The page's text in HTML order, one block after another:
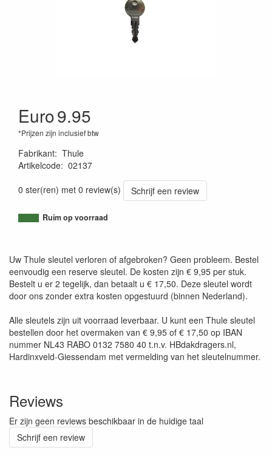
Euro9.95
*Prijzen zijn inclusief btw
Fabrikant: Thule
Artikelcode: 02137
0 ster(ren) met 0 review(s)
Schrijf een review
Ruim op voorraad
Uw Thule sleutel verloren of afgebroken? Geen probleem. Bestel
eenvoudig een reserve sleutel. De kosten zijn € 9,95 per stuk.
Bestelt u er 2 tegelijk, dan betaalt u € 17,50. Deze sleutel wordt
door ons zonder extra kosten opgestuurd (binnen Nederland).
Alle sleutels zijn uit voorraad leverbaar. U kunt een Thule sleutel
bestellen door het overmaken van € 9,95 of € 17,50 op IBAN
nummer NL43 RABO 0132 7580 40 t.n.v. HBdakdragers.nl,
Hardinxveld-Giessendam met vermelding van het sleutelnummer.
Reviews
Er zijn geen reviews beschikbaar in de huidige taal
Schrijf een review